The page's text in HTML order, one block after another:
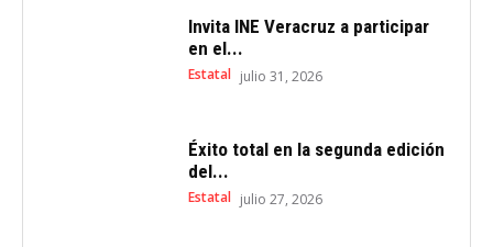
Invita INE Veracruz a participar
en el...
Estatal julio 31, 2026
Éxito total en la segunda edición
del...
Estatal julio 27, 2026